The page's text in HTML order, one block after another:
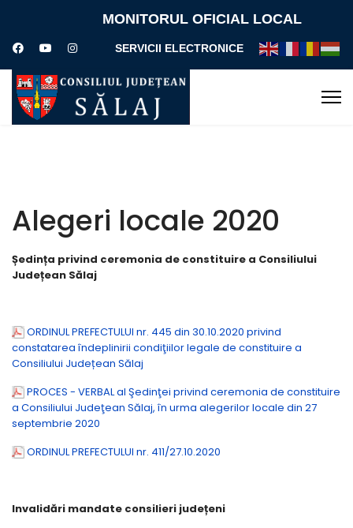
MONITORUL OFICIAL LOCAL
SERVICII ELECTRONICE
Alegeri locale 2020
Ședința privind ceremonia de constituire a Consiliului
Județean Sălaj
ORDINUL PREFECTULUI nr. 445 din 30.10.2020 privind
constatarea îndeplinirii condiţiilor legale de constituire a
Consiliului Județean Sălaj
PROCES - VERBAL al Şedinţei privind ceremonia de constituire
a Consiliului Judeţean Sălaj, în urma alegerilor locale din 27
septembrie 2020
ORDINUL PREFECTULUI nr. 411/27.10.2020
Invalidări mandate consilieri județeni